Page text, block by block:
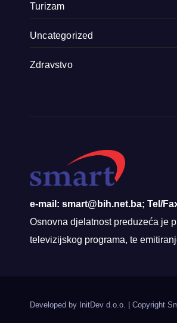
Turizam
Uncategorized
Zdravstvo
e-mail: smart@bih.net.ba; Tel/
Osnovna djelatnost preduzeća je
televizijskog programa, te
Developed by InitDev d.o.o. Copyright